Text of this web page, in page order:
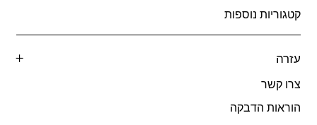
קטגוריות נוספות
עזרה
צרו קשר
הוראות הדבקה